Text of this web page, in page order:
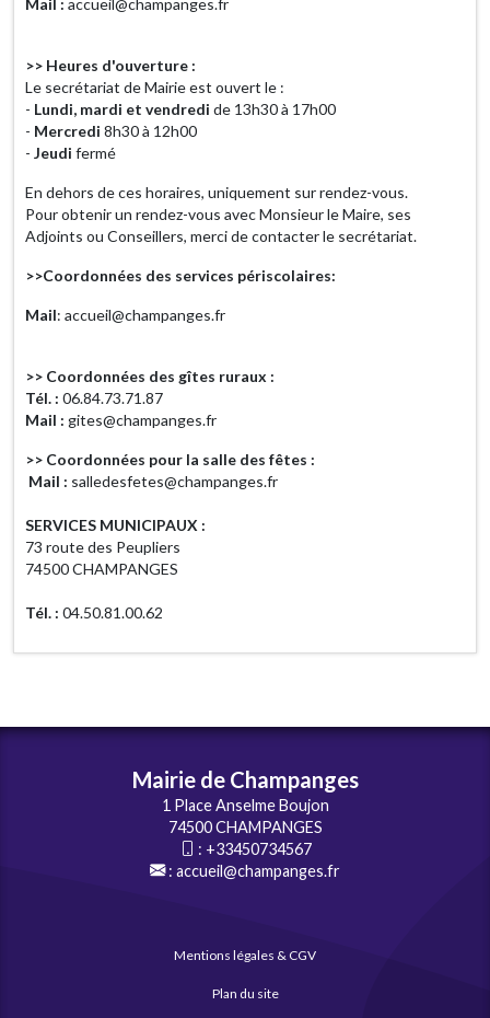
>> Heures d'ouverture :
Le secrétariat de Mairie est ouvert le :
- Lundi, mardi et vendredi de 13h30 à 17h00
- Mercredi 8h30 à 12h00
- Jeudi fermé
En dehors de ces horaires, uniquement sur rendez-vous.
Pour obtenir un rendez-vous avec Monsieur le Maire, ses
Adjoints ou Conseillers, merci de contacter le secrétariat.
>>Coordonnées des services périscolaires:
Mail: accueil@champanges.fr
>> Coordonnées des gîtes ruraux :
Tél. : 06.84.73.71.87
Mail : gites@champanges.fr
>> Coordonnées pour la salle des fêtes :
Mail : salledesfetes@champanges.fr
SERVICES MUNICIPAUX :
73 route des Peupliers
74500 CHAMPANGES
Tél. : 04.50.81.00.62
Mairie de Champanges
1 Place Anselme Boujon
74500 CHAMPANGES
: +33450734567
: accueil@champanges.fr
Mentions légales & CGV
Plan du site